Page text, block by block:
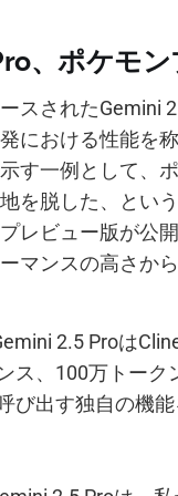
、ポケモ
スされたGemini
における性能を
す一例として、
を脱した、とい
レビュー版が公
マンスの高さか
2.5 Proは
ス、100万トー
び出す独自の機